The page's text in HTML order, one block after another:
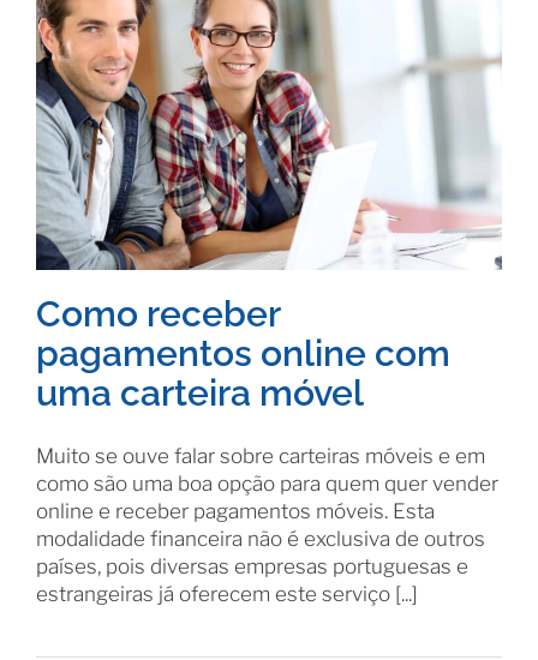
Como receber
pagamentos online com
uma carteira móvel
Muito se ouve falar sobre carteiras móveis e em
como são uma boa opção para quem quer vender
online e receber pagamentos móveis. Esta
modalidade financeira não é exclusiva de outros
países, pois diversas empresas portuguesas e
estrangeiras já oferecem este serviço [...]